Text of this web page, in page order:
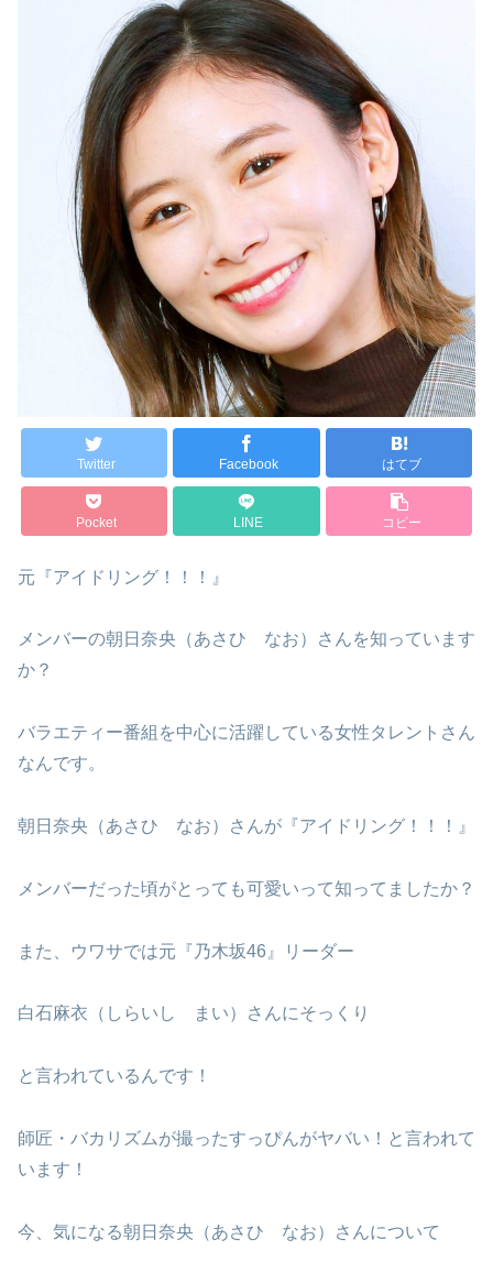
Twitter Facebook はてブ
Pocket LINE コピー
元『アイドリング！！！』
メンバーの朝日奈央（あさひ なお）さんを知っています
か？
バラエティー番組を中心に活躍している女性タレントさん
なんです。
朝日奈央（あさひ なお）さんが『アイドリング！！！』
メンバーだった頃がとっても可愛いって知ってましたか？
また、ウワサでは元『乃木坂46』リーダー
白石麻衣（しらいし まい）さんにそっくり
と言われているんです！
師匠・バカリズムが撮ったすっぴんがヤバい！と言われて
います！
今、気になる朝日奈央（あさひ なお）さんについて